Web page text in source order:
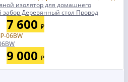
изолятор для домашнего
Деревянный стол Провод
7 600 ₽
9 000 ₽